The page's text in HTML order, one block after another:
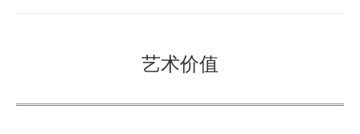
艺术价值